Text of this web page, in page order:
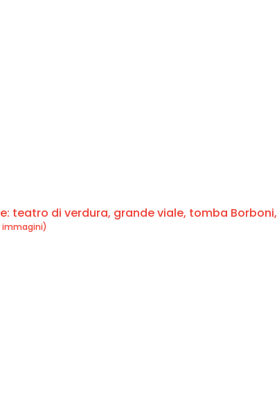
teatro di verdura, grande viale, tomba Borboni,
immagini)